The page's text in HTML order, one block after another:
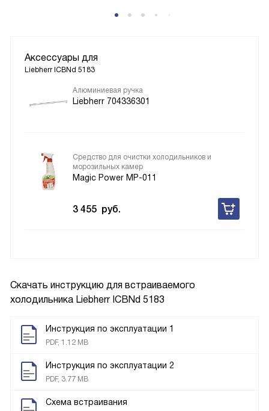
Скачать инструкцию для встраиваемого
холодильника Liebherr ICBNd 5183
Инструкция по эксплуатации 1
PDF, 1.12 MB
Инструкция по эксплуатации 2
PDF, 3.77 MB
Схема встраивания
Аксессуары для
Liebherr ICBNd 5183
Алюминиевая ручка
Liebherr 704336301
Средство для очистки холодильников и
морозильных камер
Magic Power MP-011
3 455 руб.